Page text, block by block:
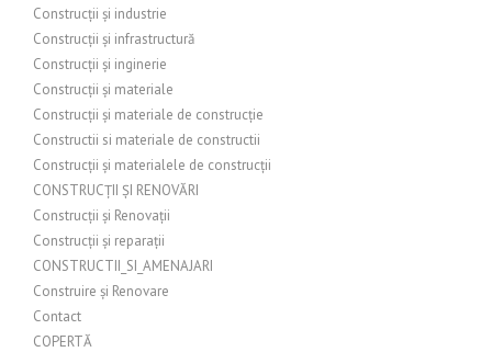
Construcții și industrie
Construcții și infrastructură
Construcții și inginerie
Construcții și materiale
Construcții și materiale de construcție
Constructii si materiale de constructii
Construcții și materialele de construcții
CONSTRUCȚII ȘI RENOVĂRI
Construcții și Renovații
Construcții și reparații
CONSTRUCTII_SI_AMENAJARI
Construire și Renovare
Contact
COPERTĂ